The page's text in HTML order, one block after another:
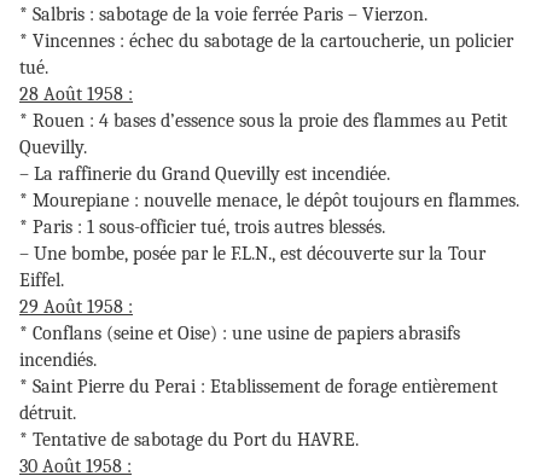
* Salbris : sabotage de la voie ferrée Paris – Vierzon.
* Vincennes : échec du sabotage de la cartoucherie, un policier
tué.
28 Août 1958 :
* Rouen : 4 bases d’essence sous la proie des flammes au Petit
Quevilly.
– La raffinerie du Grand Quevilly est incendiée.
* Mourepiane : nouvelle menace, le dépôt toujours en flammes.
* Paris : 1 sous-officier tué, trois autres blessés.
– Une bombe, posée par le F.L.N., est découverte sur la Tour
Eiffel.
29 Août 1958 :
* Conflans (seine et Oise) : une usine de papiers abrasifs
incendiés.
* Saint Pierre du Perai : Etablissement de forage entièrement
détruit.
* Tentative de sabotage du Port du HAVRE.
30 Août 1958 :